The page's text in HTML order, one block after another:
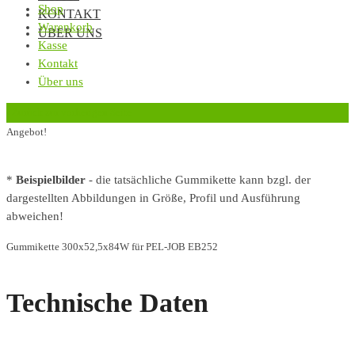
KONTAKT
ÜBER UNS
Shop
Warenkorb
Kasse
Kontakt
Über uns
Angebot!
* Beispielbilder - die tatsächliche Gummikette kann bzgl. der
dargestellten Abbildungen in Größe, Profil und Ausführung
abweichen!
Gummikette 300x52,5x84W für PEL-JOB EB252
Technische Daten